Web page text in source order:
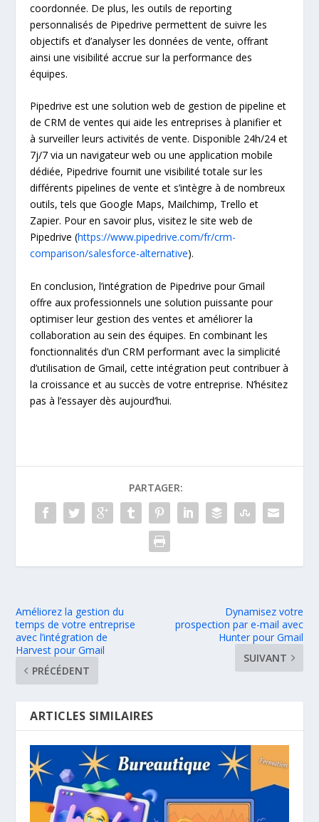
coordonnée. De plus, les outils de reporting
personnalisés de Pipedrive permettent de suivre les
objectifs et d’analyser les données de vente, offrant
ainsi une visibilité accrue sur la performance des
équipes.
Pipedrive est une solution web de gestion de pipeline et
de CRM de ventes qui aide les entreprises à planifier et
à surveiller leurs activités de vente. Disponible 24h/24 et
7j/7 via un navigateur web ou une application mobile
dédiée, Pipedrive fournit une visibilité totale sur les
différents pipelines de vente et s’intègre à de nombreux
outils, tels que Google Maps, Mailchimp, Trello et
Zapier. Pour en savoir plus, visitez le site web de
Pipedrive (https://www.pipedrive.com/fr/crm-
comparison/salesforce-alternative).
En conclusion, l’intégration de Pipedrive pour Gmail
offre aux professionnels une solution puissante pour
optimiser leur gestion des ventes et améliorer la
collaboration au sein des équipes. En combinant les
fonctionnalités d’un CRM performant avec la simplicité
d’utilisation de Gmail, cette intégration peut contribuer à
la croissance et au succès de votre entreprise. N’hésitez
pas à l’essayer dès aujourd’hui.
PARTAGER:
Améliorez la gestion du
temps de votre entreprise
avec l’intégration de
Harvest pour Gmail
PRÉCÉDENT
Dynamisez votre
prospection par e-mail avec
Hunter pour Gmail
SUIVANT
ARTICLES SIMILAIRES